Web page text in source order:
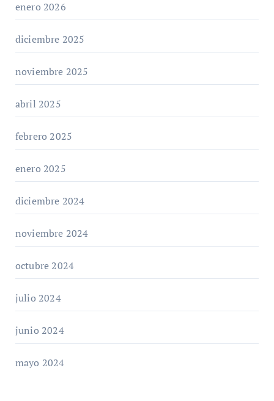
enero 2026
diciembre 2025
noviembre 2025
abril 2025
febrero 2025
enero 2025
diciembre 2024
noviembre 2024
octubre 2024
julio 2024
junio 2024
mayo 2024